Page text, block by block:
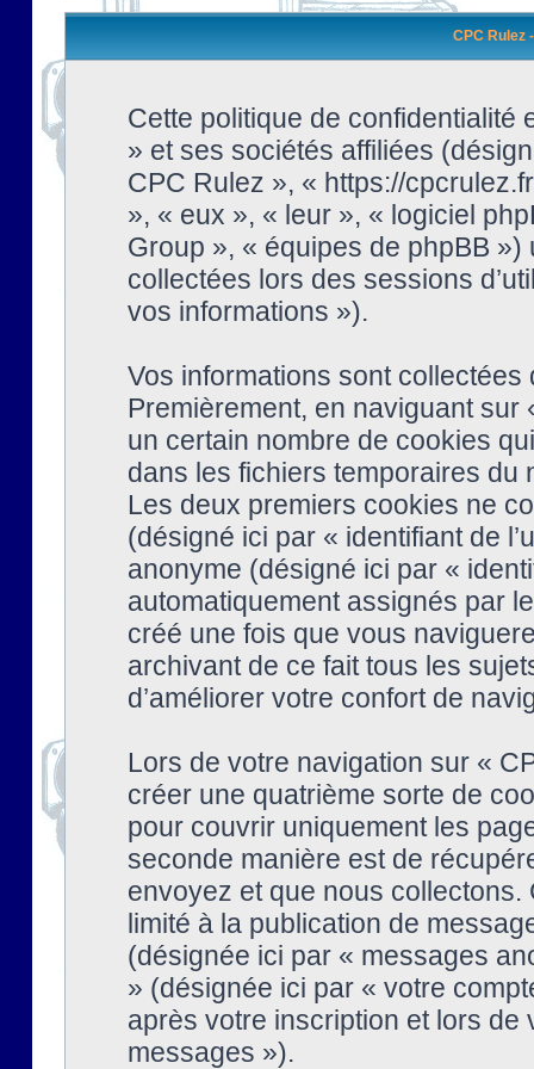
CPC Rulez
Cette politique de confidentialité
» et ses sociétés affiliées
CPC Rulez », « https://
», « eux », « leur », « logiciel
Group », « équipes de phpBB
collectées lors des sessions
vos informations »).
Vos informations sont
Premièrement, en naviguant
un certain nombre de cookies
dans les fichiers temporaires du
Les deux premiers cookies ne
(désigné ici par « identifiant de
anonyme (désigné ici par «
automatiquement assignés par
créé une fois que vous
archivant de ce fait tous les
d’améliorer votre confort de
Lors de votre navigation sur «
créer une quatrième sorte de
pour couvrir uniquement les
seconde manière est de
envoyez et que nous collectons.
limité à la publication de
(désignée ici par « messages
» (désignée ici par « votre
après votre inscription et lors
messages »).